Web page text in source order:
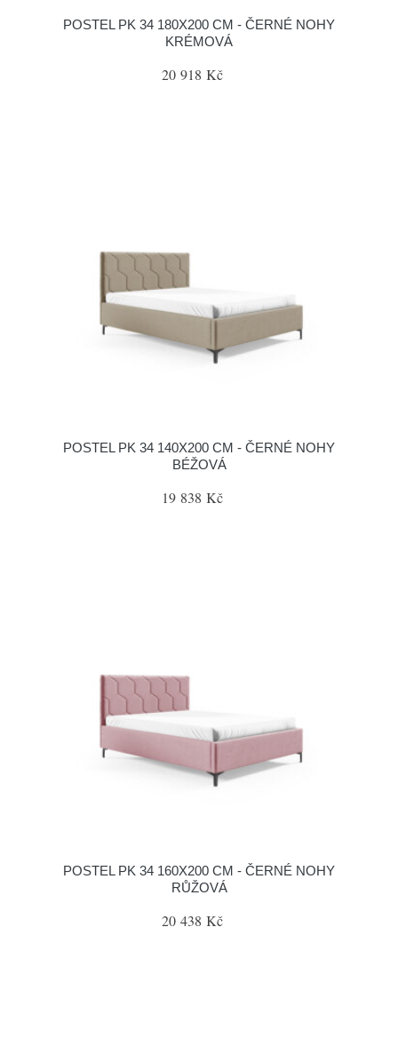
POSTEL PK 34 180X200 CM - ČERNÉ NOHY
KRÉMOVÁ
20 918 Kč
POSTEL PK 34 140X200 CM - ČERNÉ NOHY
BÉŽOVÁ
19 838 Kč
POSTEL PK 34 160X200 CM - ČERNÉ NOHY
RŮŽOVÁ
20 438 Kč